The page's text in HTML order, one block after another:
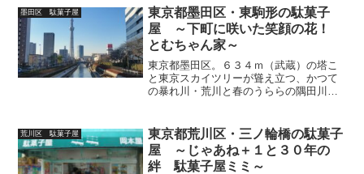
才（奇才）・葛飾北斎。メディア界創世
の巨匠・大橋巨泉。いかり...
墨田区 駄菓子屋
東京都墨田区・東駒形の駄菓子
屋 ～下町に咲いた笑顔の花！
とむちゃん家～
東京都墨田区。６３４ｍ（武蔵）の塔こ
と東京スカイツリーが聳え立つ、かつて
の暴れ川・荒川と春のうららの隅田川と
大問屋街かつアメリカ以上に人種の坩堝
の錦糸町、 国技館の両国...
荒川区 駄菓子屋
東京都荒川区・三ノ輪橋の駄菓子
屋 ～じゃあね＋１と３０年の
絆 駄菓子屋ミミ～